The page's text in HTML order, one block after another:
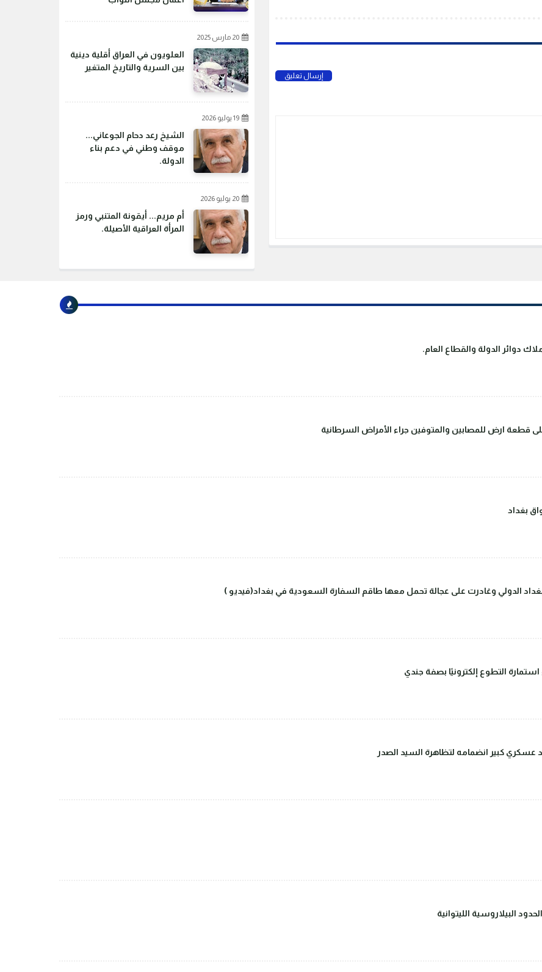
إرسال تعليق
20 مارس 2025
العلويون في العراق أقلية دينية
بين السرية والتاريخ المتغير
19 يوليو 2026
الشيخ رعد دحام الجوعاني...
موقف وطني في دعم بناء
الدولة.
20 يوليو 2026
أم مريم... أيقونة المتنبي ورمز
المرأة العراقية الأصيلة.
دوائر الدولة والقطاع العام.
قطعة ارض للمصابين والمتوفين جراء الأمراض السرطانية
بغداد
الدولي وغادرت على عجالة تحمل معها طاقم السفارة السعودية في بغداد(فيديو )
التطوع إلكترونيًا بصفة جندي
عسكري كبير انضمامه لتظاهرة السيد الصدر
البيلاروسية الليتوانية